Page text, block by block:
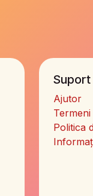
Suport
Ajutor
Termeni
Politica